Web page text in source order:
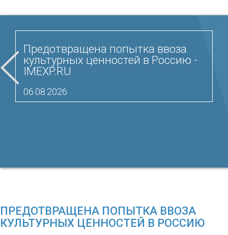
Предотвращена попытка ввоза
культурных ценностей в Россию -
IMEXP.RU
06.08.2026
ПРЕДОТВРАЩЕНА ПОПЫТКА ВВОЗА
КУЛЬТУРНЫХ ЦЕННОСТЕЙ В РОССИЮ